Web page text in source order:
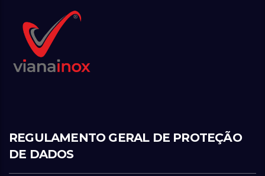
REGULAMENTO GERAL DE PROTEÇÃO
DE DADOS